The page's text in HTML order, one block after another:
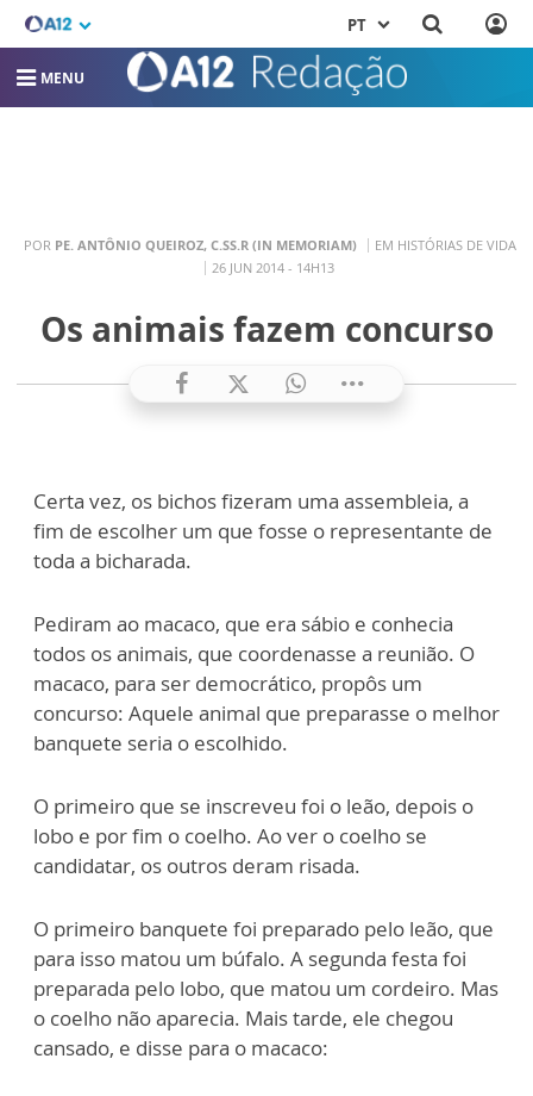
PT
MENU
POR PE. ANTÔNIO QUEIROZ, C.SS.R (IN MEMORIAM)
EM HISTÓRIAS DE VIDA
26 JUN 2014 - 14H13
Os animais fazem concurso
Certa vez, os bichos fizeram uma assembleia, a
fim de escolher um que fosse o representante de
toda a bicharada.
Pediram ao macaco, que era sábio e conhecia
todos os animais, que coordenasse a reunião. O
macaco, para ser democrático, propôs um
concurso: Aquele animal que preparasse o melhor
banquete seria o escolhido.
O primeiro que se inscreveu foi o leão, depois o
lobo e por fim o coelho. Ao ver o coelho se
candidatar, os outros deram risada.
O primeiro banquete foi preparado pelo leão, que
para isso matou um búfalo. A segunda festa foi
preparada pelo lobo, que matou um cordeiro. Mas
o coelho não aparecia. Mais tarde, ele chegou
cansado, e disse para o macaco: